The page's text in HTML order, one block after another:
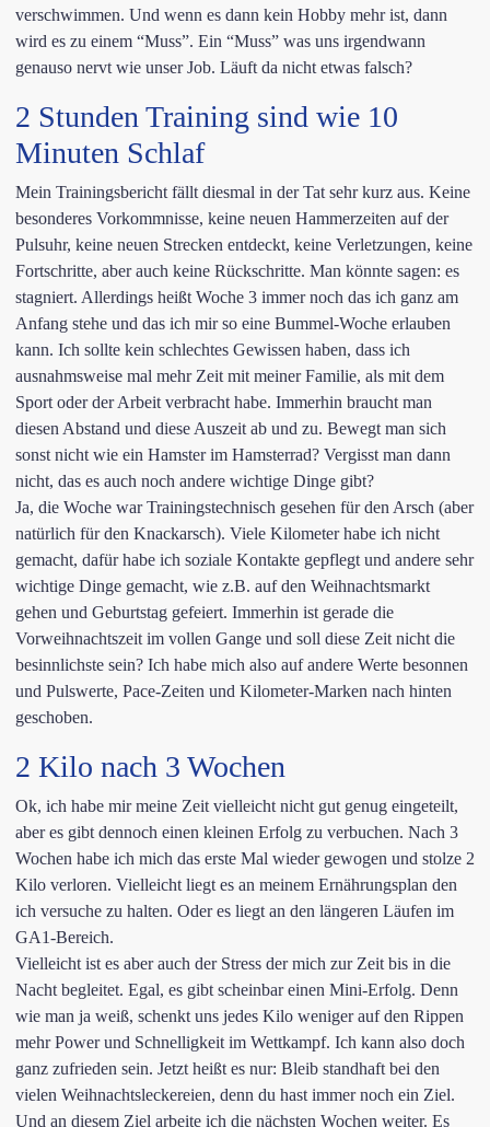
verschwimmen. Und wenn es dann kein Hobby mehr ist, dann
wird es zu einem “Muss”. Ein “Muss” was uns irgendwann
genauso nervt wie unser Job. Läuft da nicht etwas falsch?
2 Stunden Training sind wie 10
Minuten Schlaf
Mein Trainingsbericht fällt diesmal in der Tat sehr kurz aus. Keine
besonderes Vorkommnisse, keine neuen Hammerzeiten auf der
Pulsuhr, keine neuen Strecken entdeckt, keine Verletzungen, keine
Fortschritte, aber auch keine Rückschritte. Man könnte sagen: es
stagniert. Allerdings heißt Woche 3 immer noch das ich ganz am
Anfang stehe und das ich mir so eine Bummel-Woche erlauben
kann. Ich sollte kein schlechtes Gewissen haben, dass ich
ausnahmsweise mal mehr Zeit mit meiner Familie, als mit dem
Sport oder der Arbeit verbracht habe. Immerhin braucht man
diesen Abstand und diese Auszeit ab und zu. Bewegt man sich
sonst nicht wie ein Hamster im Hamsterrad? Vergisst man dann
nicht, das es auch noch andere wichtige Dinge gibt?
Ja, die Woche war Trainingstechnisch gesehen für den Arsch (aber
natürlich für den Knackarsch). Viele Kilometer habe ich nicht
gemacht, dafür habe ich soziale Kontakte gepflegt und andere sehr
wichtige Dinge gemacht, wie z.B. auf den Weihnachtsmarkt
gehen und Geburtstag gefeiert. Immerhin ist gerade die
Vorweihnachtszeit im vollen Gange und soll diese Zeit nicht die
besinnlichste sein? Ich habe mich also auf andere Werte besonnen
und Pulswerte, Pace-Zeiten und Kilometer-Marken nach hinten
geschoben.
2 Kilo nach 3 Wochen
Ok, ich habe mir meine Zeit vielleicht nicht gut genug eingeteilt,
aber es gibt dennoch einen kleinen Erfolg zu verbuchen. Nach 3
Wochen habe ich mich das erste Mal wieder gewogen und stolze 2
Kilo verloren. Vielleicht liegt es an meinem Ernährungsplan den
ich versuche zu halten. Oder es liegt an den längeren Läufen im
GA1-Bereich.
Vielleicht ist es aber auch der Stress der mich zur Zeit bis in die
Nacht begleitet. Egal, es gibt scheinbar einen Mini-Erfolg. Denn
wie man ja weiß, schenkt uns jedes Kilo weniger auf den Rippen
mehr Power und Schnelligkeit im Wettkampf. Ich kann also doch
ganz zufrieden sein. Jetzt heißt es nur: Bleib standhaft bei den
vielen Weihnachtsleckereien, denn du hast immer noch ein Ziel.
Und an diesem Ziel arbeite ich die nächsten Wochen weiter. Es